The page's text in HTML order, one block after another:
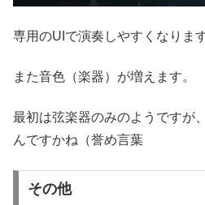
専用のUIで演奏しやすくなります
また音色（楽器）が増えます。
最初は弦楽器のみのようですが
んですかね（誉め言葉
その他